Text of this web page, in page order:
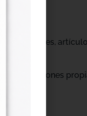
envases,
producciones